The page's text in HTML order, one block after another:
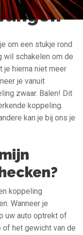
om een stukje rond
wil schakelen om de
je hierna niet meer
je vanuit
zwaar. Balen! Dit
koppeling.
kan je bij ons je
koppeling
Wanneer je
uw auto optrekt of
het gewicht van de